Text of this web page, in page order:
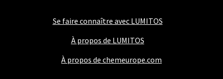
Se faire connaître avec LUMITOS
À propos de LUMITOS
À propos de chemeurope.com